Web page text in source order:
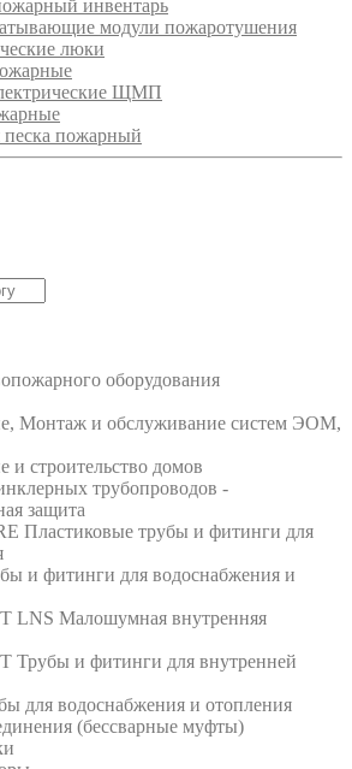
инвентарь
модули пожаротушения
люки
ЩМП
пожарный
оборудования
Монтаж и обслуживание систем ЭОМ,
и строительство домов
трубопроводов -
защита
Пластиковые трубы и фитинги для
и фитинги для водоснабжения и
LNS Малошумная внутренняя
Трубы и фитинги для внутренней
для водоснабжения и отопления
(бессварные муфты)